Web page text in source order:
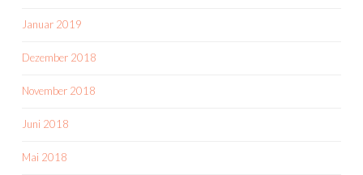
Januar 2019
Dezember 2018
November 2018
Juni 2018
Mai 2018